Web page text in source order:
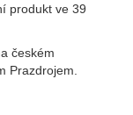
produkt ve 39
českém
Prazdrojem.